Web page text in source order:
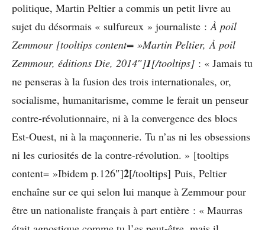
politique, Martin Peltier a commis un petit livre au
sujet du désormais « sulfureux » journaliste :À poil
Zemmour [tooltips content= »Martin Peltier, À poil
Zemmour, éditions Die, 2014″]1[/tooltips] : « Jamais tu
ne penseras à la fusion des trois internationales, or,
socialisme, humanitarisme, comme le ferait un penseur
contre-révolutionnaire, ni à la convergence des blocs
Est-Ouest, ni à la maçonnerie. Tu n’as ni les obsessions
ni les curiosités de la contre-révolution. » [tooltips
content= »Ibidem p.126″]2[/tooltips] Puis, Peltier
enchaîne sur ce qui selon lui manque à Zemmour pour
être un nationaliste français à part entière : « Maurras